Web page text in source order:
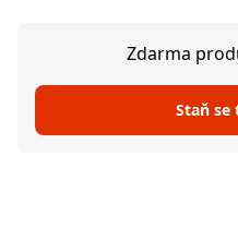
Zdarma
Staň